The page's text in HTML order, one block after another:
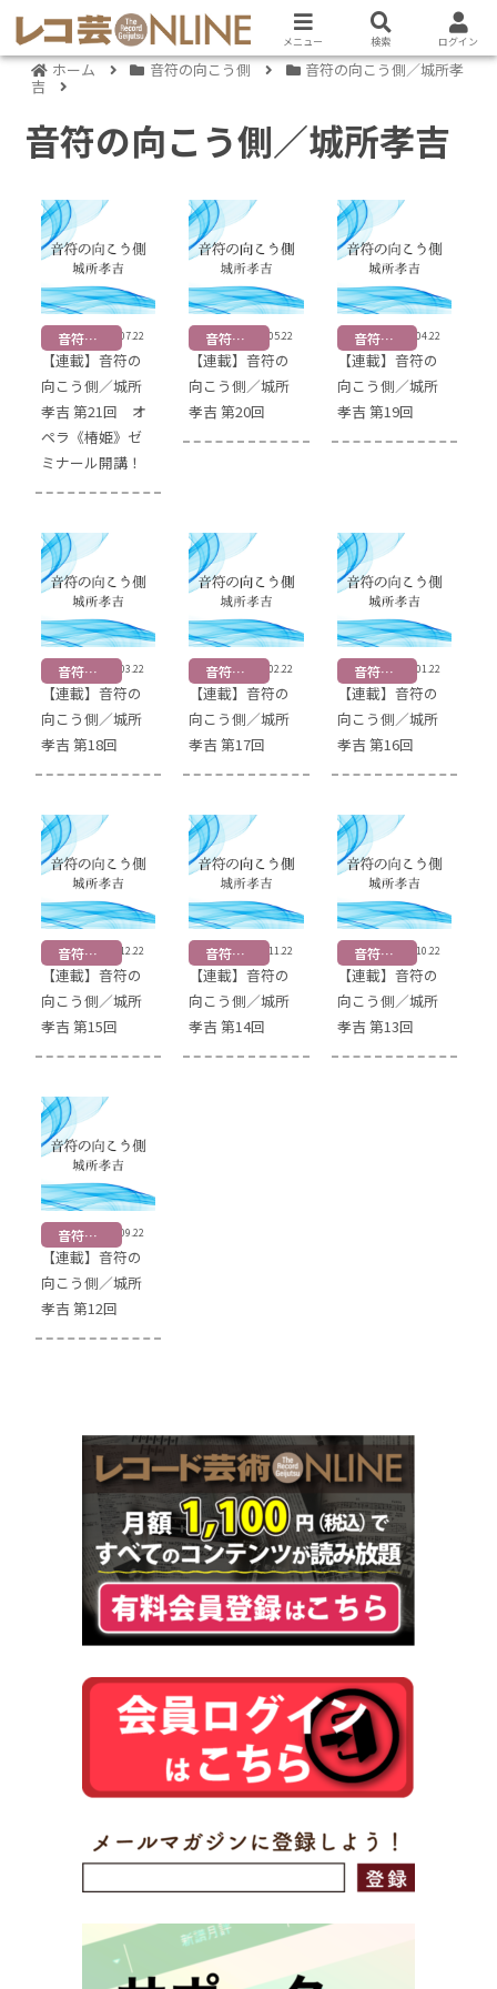
ホーム 音符の向こう側 音符の向こう側／城所孝
吉
音符の向こう側／城所孝吉
音符の向こう側2026.07.22
【連載】音符の
向こう側／城所
孝吉 第21回 オ
ペラ《椿姫》ゼ
ミナール開講！
音符の向こう側2026.05.22
【連載】音符の
向こう側／城所
孝吉 第20回
音符の向こう側2026.04.22
【連載】音符の
向こう側／城所
孝吉 第19回
音符の向こう側2026.03.22
【連載】音符の
向こう側／城所
孝吉 第18回
音符の向こう側2026.02.22
【連載】音符の
向こう側／城所
孝吉 第17回
音符の向こう側2026.01.22
【連載】音符の
向こう側／城所
孝吉 第16回
音符の向こう側2025.12.22
【連載】音符の
向こう側／城所
孝吉 第15回
音符の向こう側2025.11.22
【連載】音符の
向こう側／城所
孝吉 第14回
音符の向こう側2025.10.22
【連載】音符の
向こう側／城所
孝吉 第13回
音符の向こう側2025.09.22
【連載】音符の
向こう側／城所
孝吉 第12回
メニュー 検索 ログイン